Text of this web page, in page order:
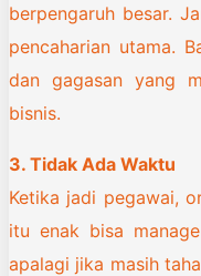
berpengaruh besar.
pencaharian utama.
dan gagasan yang
bisnis.
3. Tidak Ada Waktu
Ketika jadi pegawai,
itu enak bisa
apalagi jika masih